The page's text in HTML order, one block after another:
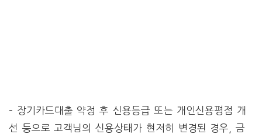
– 장기카드대출 약정 후 신용등급 또는 개인신용평점 개
선 등으로 고객님의 신용상태가 현저히 변경된 경우, 금